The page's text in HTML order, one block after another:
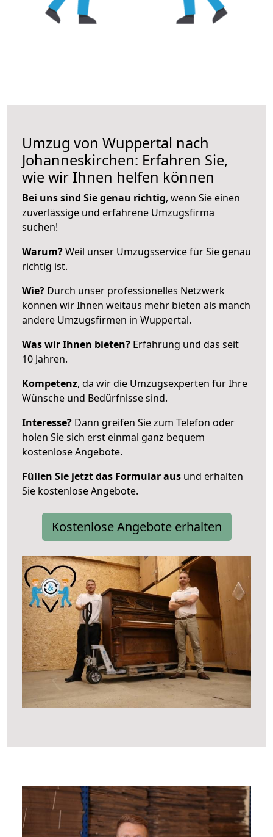
Umzug von Wuppertal nach
Johanneskirchen: Erfahren Sie,
wie wir Ihnen helfen können
Bei uns sind Sie genau richtig, wenn Sie einen
zuverlässige und erfahrene Umzugsfirma
suchen!
Warum?Weil unser Umzugsservice für Sie genau
richtig ist.
Wie? Durch unser professionelles Netzwerk
können wir Ihnen weitaus mehr bieten als manch
andere Umzugsfirmen in Wuppertal.
Was wir Ihnen bieten? Erfahrung und das seit
10 Jahren.
Kompetenz, da wir die Umzugsexperten für Ihre
Wünsche und Bedürfnisse sind.
Interesse? Dann greifen Sie zum Telefon oder
holen Sie sich erst einmal ganz bequem
kostenlose Angebote.
Füllen Sie jetzt das Formular aus und erhalten
Sie kostenlose Angebote.
Kostenlose Angebote erhalten